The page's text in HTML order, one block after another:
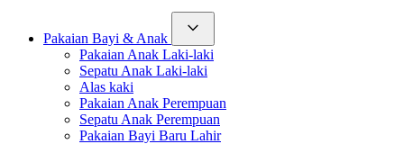
Pakaian Bayi & Anak
Pakaian Anak Laki-laki
Sepatu Anak Laki-laki
Alas kaki
Pakaian Anak Perempuan
Sepatu Anak Perempuan
Pakaian Bayi Baru Lahir